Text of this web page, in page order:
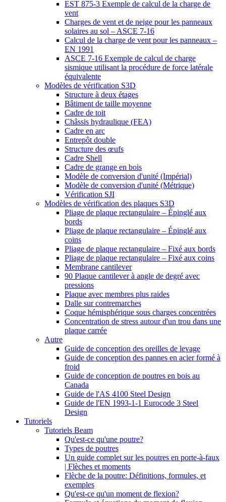
EST 875-3 Exemple de calcul de la charge de
vent
Charges de vent et de neige pour les panneaux
solaires au sol – ASCE 7-16
Calcul de la charge de vent pour les panneaux –
EN 1991
ASCE 7-16 Exemple de calcul de charge
sismique utilisant la procédure de force latérale
équivalente
Modèles de vérification S3D
Structure à deux étages
Bâtiment de taille moyenne
Cadre de toit
Châssis hydraulique (FEA)
Cadre en arc
Entrepôt double
Structure des œufs
Cadre Shell
Cadre de grange en bois
Modèle de conversion d'unité (Impérial)
Modèle de conversion d'unité (Métrique)
Vérification SJI
Modèles de vérification des plaques S3D
Pliage de plaque rectangulaire – Épinglé aux
bords
Pliage de plaque rectangulaire – Épinglé aux
coins
Pliage de plaque rectangulaire – Fixé aux bords
Pliage de plaque rectangulaire – Fixé aux coins
Membrane cantilever
90 Plaque cantilever à angle de degré avec
pressions
Plaque avec membres plus raides
Dalle sur contremarches
Coque hémisphérique sous charges concentrées
Concentration de stress autour d'un trou dans une
plaque carrée
Autre
Guide de conception des oreilles de levage
Guide de conception des pannes en acier formé à
froid
Guide de conception de poutres en bois au
Canada
Guide de l'AS 4100 Steel Design
Guide de l'EN 1993-1-1 Eurocode 3 Steel
Design
Tutoriels
Tutoriels Beam
Qu'est-ce qu'une poutre?
Types de poutres
Un guide complet sur les poutres en porte-à-faux
| Flèches et moments
Flèche de la poutre: Définitions, formules, et
exemples
Qu'est-ce qu'un moment de flexion?